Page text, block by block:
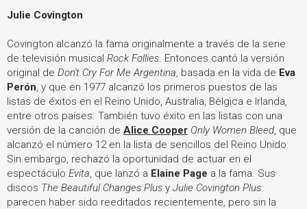
Julie Covington
Covington alcanzó la fama originalmente a través de la serie
de televisión musical Rock Follies. Entonces cantó la versión
original de Don't Cry For Me Argentina, basada en la vida de Eva
Perón, y que en 1977 alcanzó los primeros puestos de las
listas de éxitos en el Reino Unido, Australia, Bélgica e Irlanda,
entre otros países. También tuvo éxito en las listas con una
versión de la canción de Alice Cooper Only Women Bleed, que
alcanzó el número 12 en la lista de sencillos del Reino Unido.
Sin embargo, rechazó la oportunidad de actuar en el
espectáculo Evita, que lanzó a Elaine Page a la fama. Sus
discos The Beautiful Changes Plus y Julie Covington Plus
parecen haber sido reeditados recientemente, pero sin la